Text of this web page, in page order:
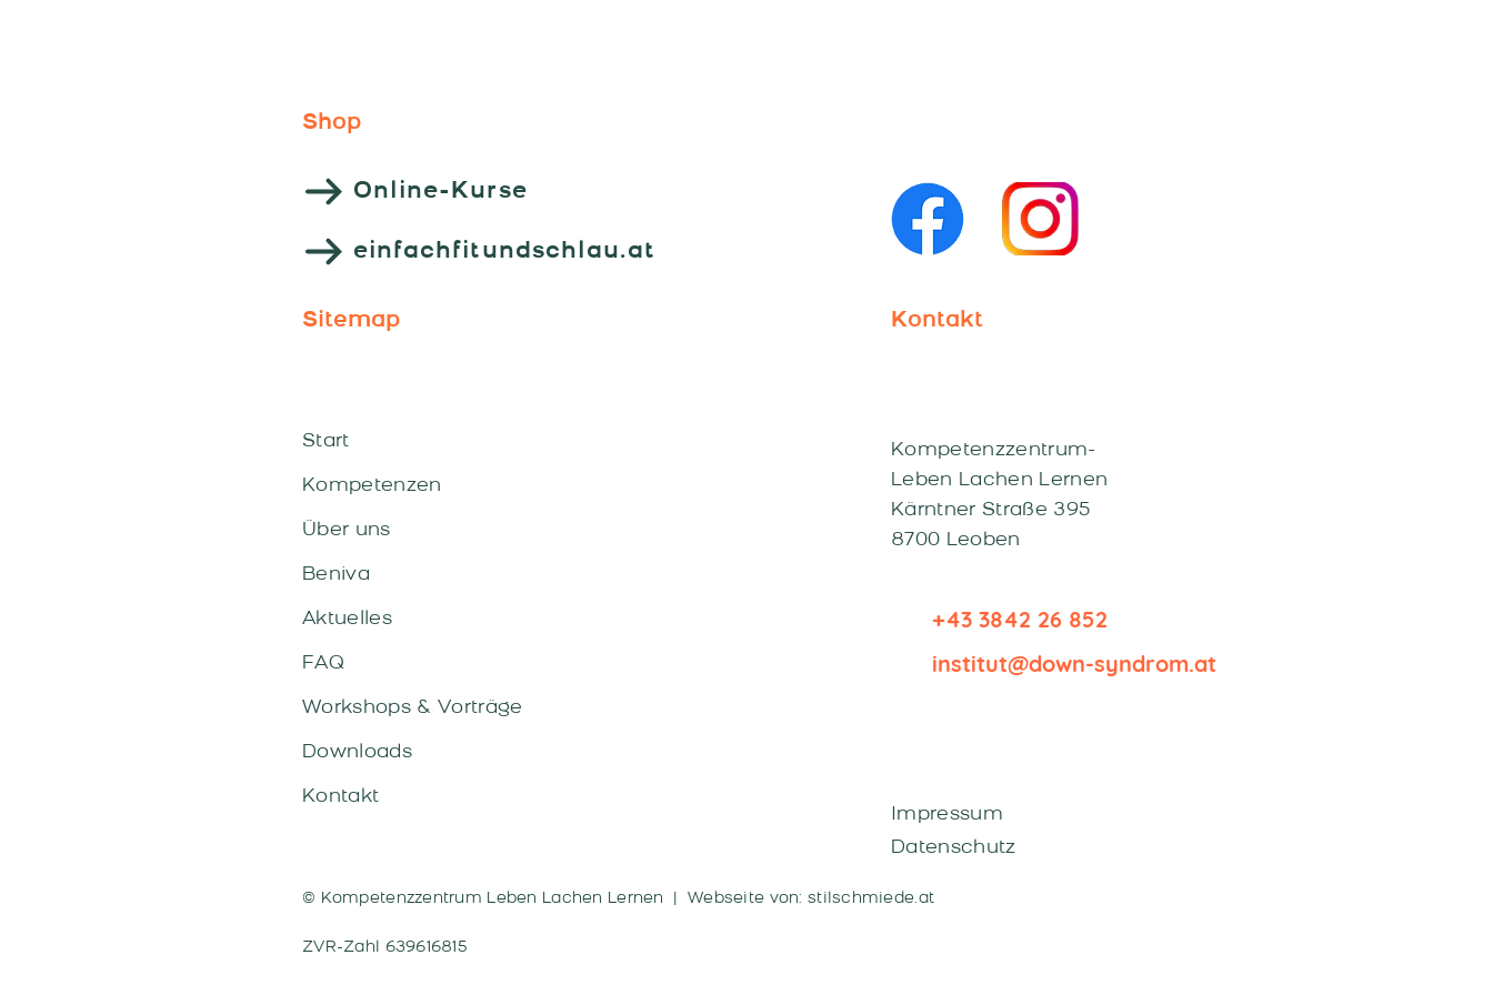
Shop
Online-Kurse
einfachfitundschlau.at
Sitemap
Start
Kompetenzen
Über uns
Beniva
Aktuelles
FAQ
Workshops & Vorträge
Downloads
Kontakt
Kontakt
Kompetenzzentrum-
Leben Lachen Lernen
Kärntner Straße 395
8700 Leoben
+43 3842 26 852
institut@down-syndrom.at
Impressum
Datenschutz
© Kompetenzzentrum Leben Lachen Lernen |Webseite von: stilschmiede.at
ZVR-Zahl 639616815